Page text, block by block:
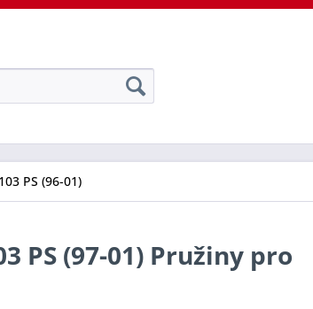
PS (96-01)
PS (97-01) Pružiny pro